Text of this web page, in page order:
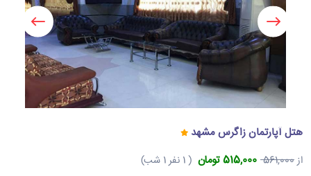
هتل آپارتمان زاگرس مشهد
از561,000 515,000 تومان ( 1 نفر 1 شب)